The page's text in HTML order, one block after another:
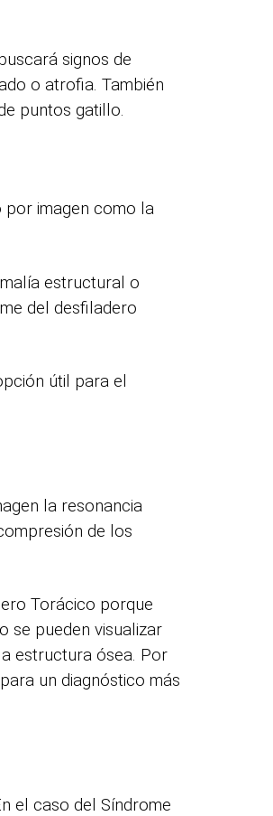
signos de
o atrofia. También
puntos gatillo.
por imagen como la
estructural o
del desfiladero
útil para el
la resonancia
de los
Torácico porque
se pueden visualizar
estructura ósea. Por
un diagnóstico más
el caso del Síndrome